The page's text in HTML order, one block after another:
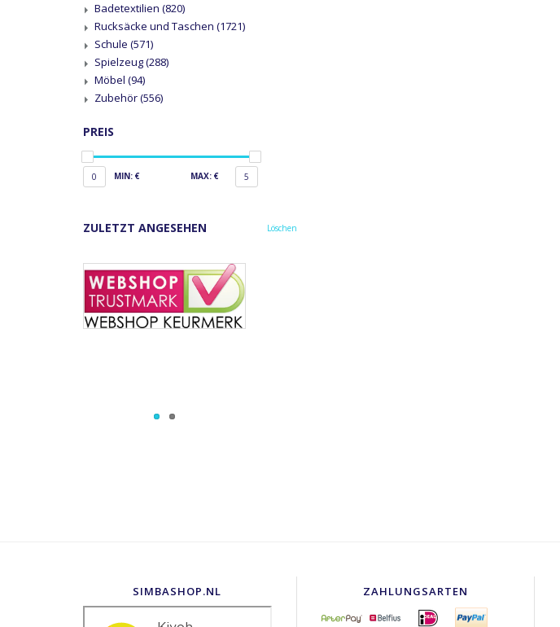
Badetextilien (820)
Rucksäcke und Taschen (1721)
Schule (571)
Spielzeug(288)
Möbel (94)
Zubehör(556)
PREIS
0 MIN: € MAX: € 5
ZULETZT ANGESEHEN Löschen
SIMBASHOP.NL ZAHLUNGSARTEN